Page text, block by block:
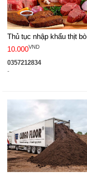
Thủ tục nhập khẩu thịt bò
10.000VND
0357212834
-